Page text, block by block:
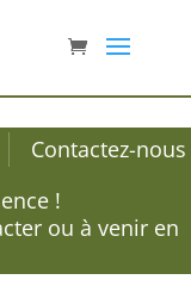
Contactez-nous
!
ou à venir en